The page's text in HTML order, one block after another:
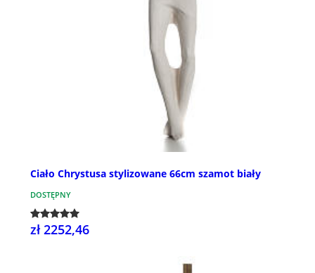
Ciało Chrystusa stylizowane 66cm szamot biały
DOSTĘPNY
zł 2252,46